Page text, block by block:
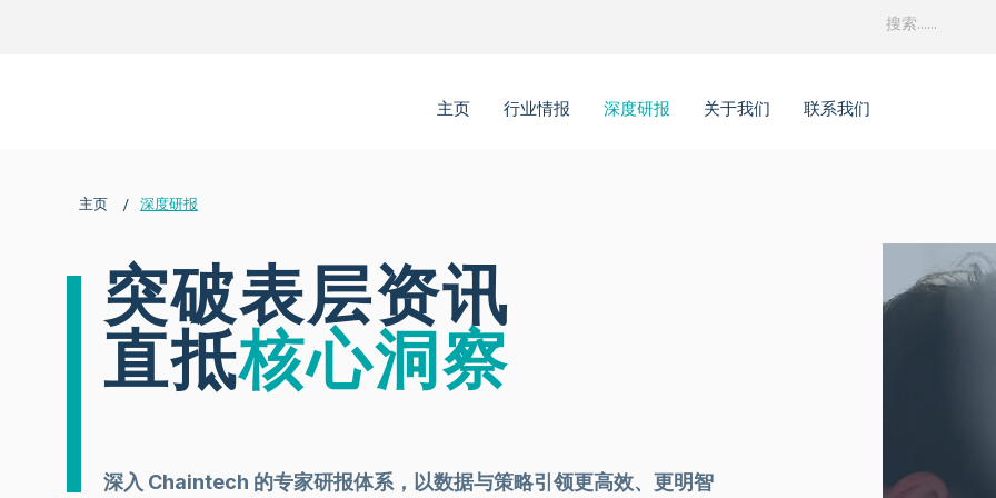
主页 行业情报 深度研报 关于我们 联系我们
主页 / 深度研报
突破表层资讯
直抵核心洞察
深入 Chaintech 的专家研报体系，以数据与策略引领更高效、更明智